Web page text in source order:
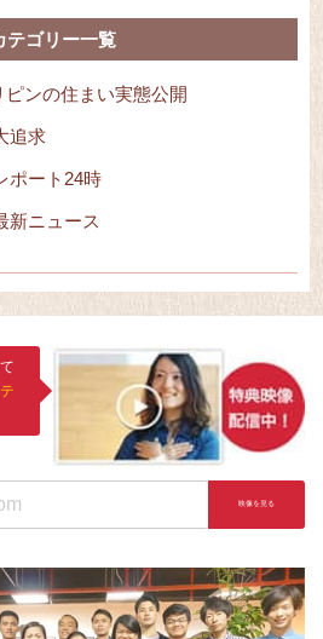
テゴリー一覧
ピンの住まい実態公開
追求
ポート24時
新ニュース